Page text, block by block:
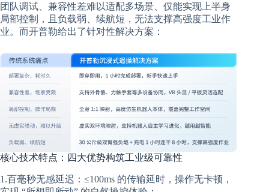
团队调试、兼容性差难以适配多场景、仅能实现上半身
局部控制，且负载弱、续航短，无法支撑高强度工业作
业。而开普勒给出了针对性解决方案：
核心技术特点：四大优势构筑工业级可靠性
1.百毫秒无感延迟：≤100ms 的传输延时，操作无卡顿，